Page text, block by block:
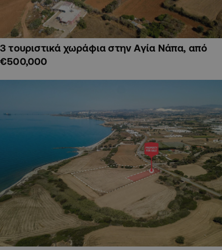
3 τουριστικά χωράφια στην Αγία Νάπα, από
€500,000